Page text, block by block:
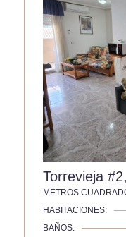
Torrevieja
METROS
HABITACIONES:
BAÑOS: